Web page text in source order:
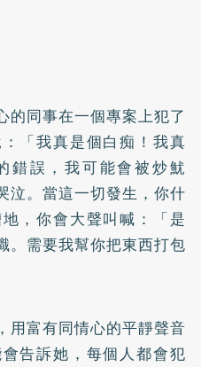
的同事在一個專案上犯了
「我真是個白痴！我真
錯誤，我可能會被炒魷
泣。當這一切發生，你什
，你會大聲叫喊：「是
。需要我幫你把東西打包
用富有同情心的平靜聲音
告訴她，每個人都會犯